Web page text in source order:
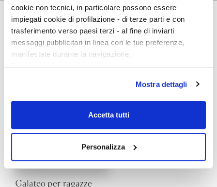
cookie non tecnici, in particolare possono essere
impiegati cookie di profilazione - di terze parti e con
trasferimento verso paesi terzi - al fine di inviarti
messaggi pubblicitari in linea con le tue preferenze,
manifestate durante la navigazione.
scelte privacy sui cookie, ti invitiamo a prendere visione
dell’informativa cookie.
Chiudendo il banner tramite la “X” prosegui la
dei soli cookie tecnici. Selezionando “Accetta tutti” presti
il tuo consenso alla profilazione che potrai revocare in
ogni momentoRevoca
Mostra dettagli
Accetta tutti
Personalizza
AMLETICA LEGGERA
Galateo per ragazze